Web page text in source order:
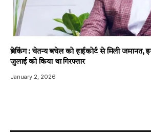
ब्रेकिंग : चेतन्य बघेल को हाईकोर्ट से मिली जमानत,
जुलाई को किया था गिरफ्तार
January 2, 2026